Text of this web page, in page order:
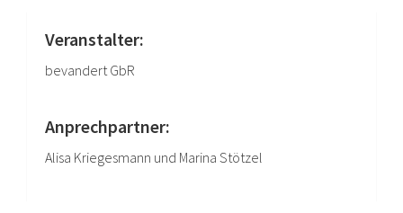
Veranstalter:
bevandert GbR
Anprechpartner:
Alisa Kriegesmann und Marina Stötzel